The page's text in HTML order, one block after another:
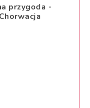
przygoda -